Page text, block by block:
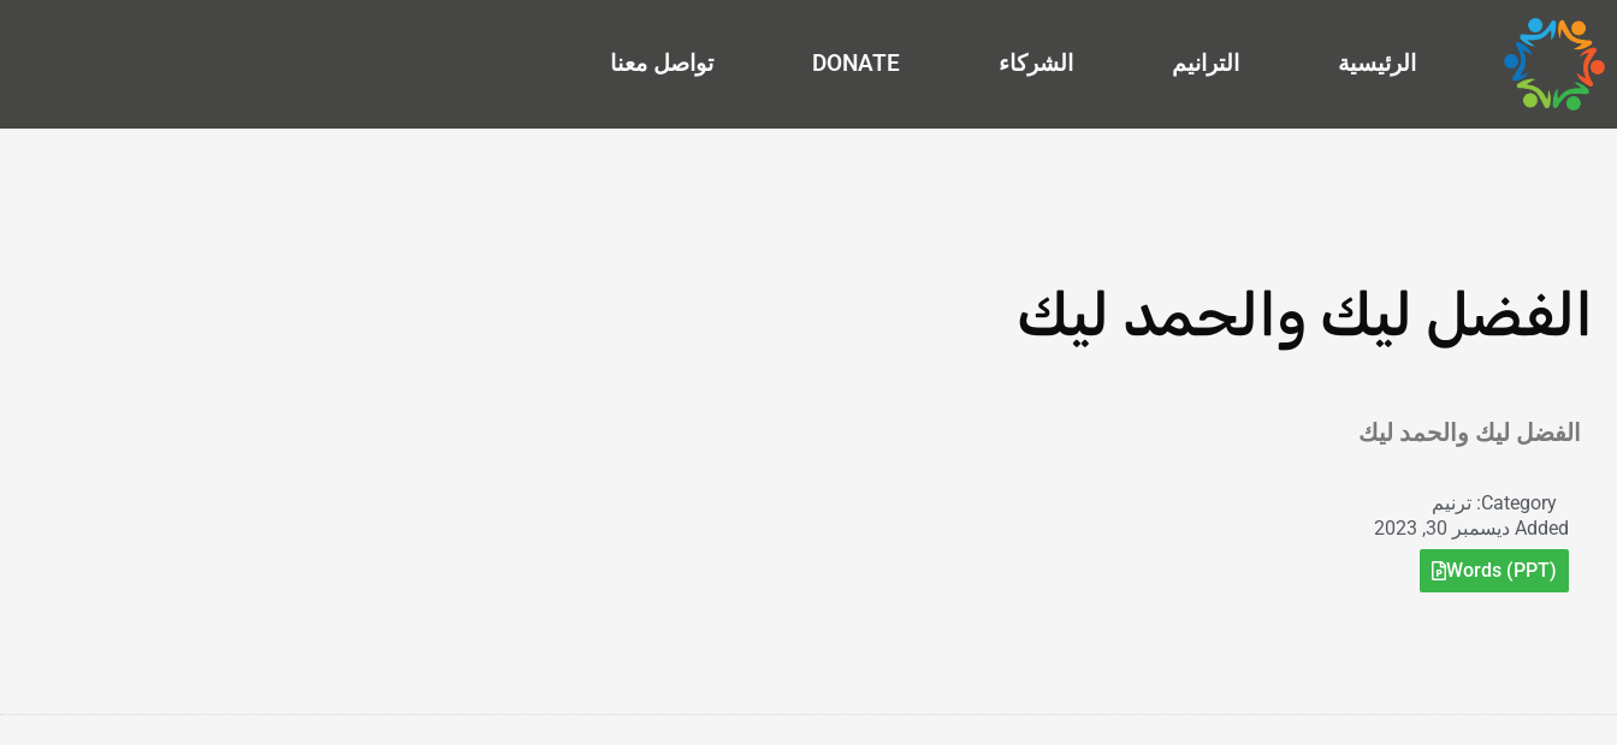
إلى
المحتوى
الرئيسية الترانيم الشركاء DONATE تواصل معنا
الفضل ليك والحمد ليك
الفضل ليك والحمد ليك
Category: ترنيم
Added ديسمبر 30, 2023
Words (PPT)